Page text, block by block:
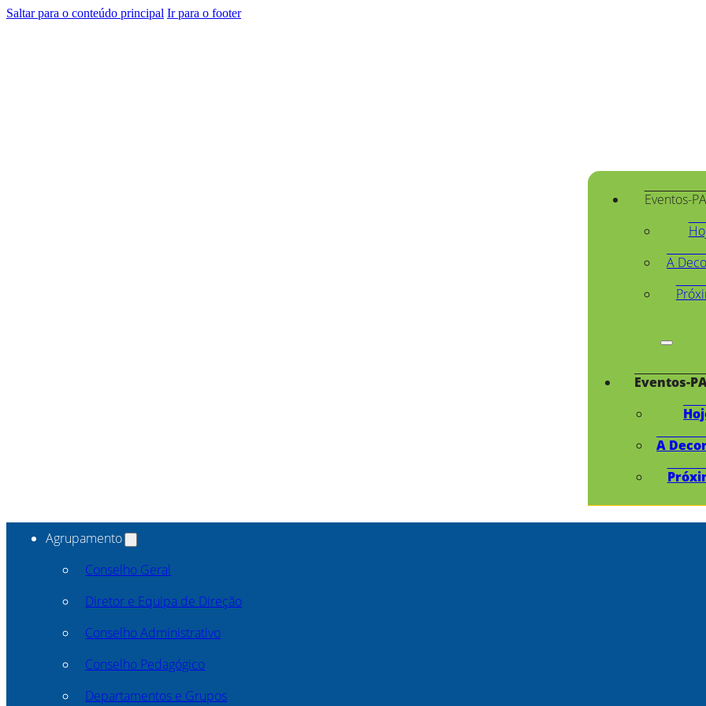
Saltar para o conteúdo principal Ir para o footer
Eventos-
A
Eventos-
A
Agrupamento
Conselho Geral
Diretor e Equipa de Direção
Conselho Administrativo
Conselho Pedagógico
Departamentos e Grupos